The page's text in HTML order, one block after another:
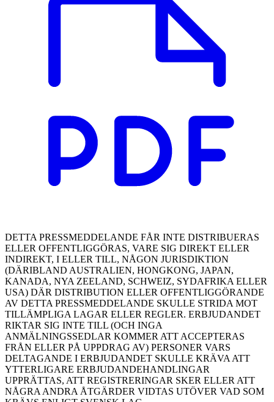
DETTA PRESSMEDDELANDE FÅR INTE DISTRIBUERAS
ELLER OFFENTLIGGÖRAS, VARE SIG DIREKT ELLER
INDIREKT, I ELLER TILL, NÅGON JURISDIKTION
(DÄRIBLAND AUSTRALIEN, HONGKONG, JAPAN,
KANADA, NYA ZEELAND, SCHWEIZ, SYDAFRIKA ELLER
USA) DÄR DISTRIBUTION ELLER OFFENTLIGGÖRANDE
AV DETTA PRESSMEDDELANDE SKULLE STRIDA MOT
TILLÄMPLIGA LAGAR ELLER REGLER. ERBJUDANDET
RIKTAR SIG INTE TILL (OCH INGA
ANMÄLNINGSSEDLAR KOMMER ATT ACCEPTERAS
FRÅN ELLER PÅ UPPDRAG AV) PERSONER VARS
DELTAGANDE I ERBJUDANDET SKULLE KRÄVA ATT
YTTERLIGARE ERBJUDANDE­HANDLINGAR
UPPRÄTTAS, ATT REGISTRERINGAR SKER ELLER ATT
NÅGRA ANDRA ÅTGÄRDER VIDTAS UTÖVER VAD SOM